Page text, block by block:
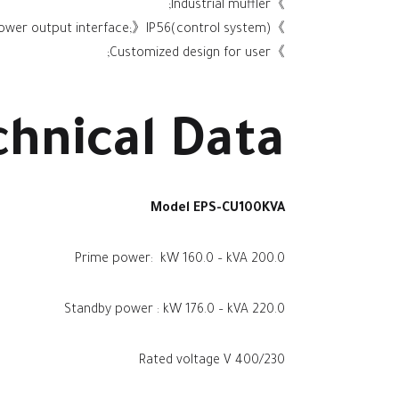
》Industrial muffler;
》Noise reduction structure,lownoise;》Convenient power output interface;》IP56(control system);
》Customized design for user;
Data
Model EPS-CU100KVA
Prime power: kW 160.0 – kVA 200.0
Standby power : kW 176.0 – kVA 220.0
Rated voltage V 400/230